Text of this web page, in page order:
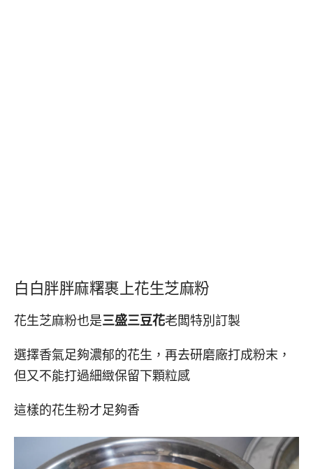
白白胖胖麻糬裹上花生芝麻粉
花生芝麻粉也是三盛三豆花老闆特別訂製
選擇香氣足夠濃郁的花生，再去研磨廠打成粉末，
但又不能打過細緻保留下顆粒感
這樣的花生粉才足夠香